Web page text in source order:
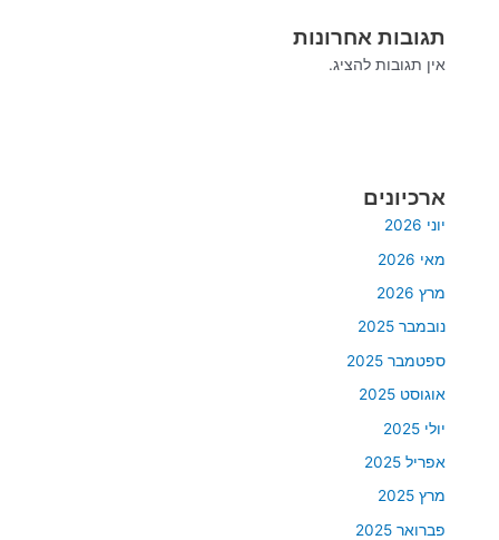
תגובות אחרונות
אין תגובות להציג.
ארכיונים
יוני 2026
מאי 2026
מרץ 2026
נובמבר 2025
ספטמבר 2025
אוגוסט 2025
יולי 2025
אפריל 2025
מרץ 2025
פברואר 2025